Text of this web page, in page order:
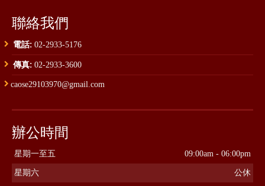
聯絡我們
電話: 02-2933-5176
傳真: 02-2933-3600
caose29103970@gmail.com
辦公時間
星期一至五 09:00am - 06:00pm
星期六 公休